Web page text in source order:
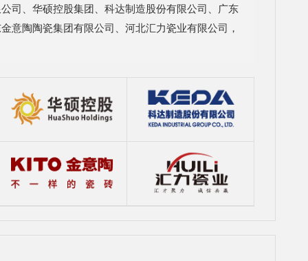
司、华硕控股集团、科达制造股份有限公司、广东
意陶陶瓷集团有限公司、河北汇力瓷业有限公司，